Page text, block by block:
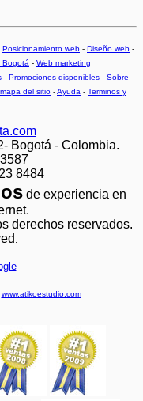
Posicionamiento web - Diseño web -
Bogotá - Web marketing
- Promociones disponibles- Sobre
mapa del sitio -Ayuda - Terminos y
Bogotá - Colombia.
8484
de experiencia en
derechos reservados.
.
www.atikoestudio.com